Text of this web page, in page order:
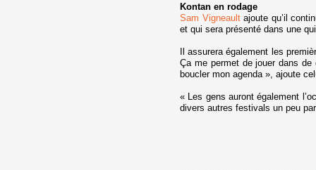
Kontan en rodage
Sam Vigneaultajoute qu’il
et qui sera présenté dans une
Il assurera également les
Ça me permet de jouer dans
boucler mon agenda », ajoute
« Les gens auront également
divers autres festivals un peu